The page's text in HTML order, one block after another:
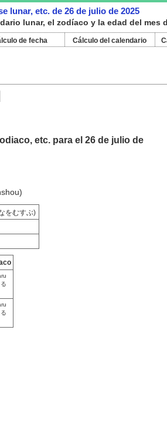
lunar, etc. de 26 de julio de 2025
lunar, el zodíaco y la edad del mes
de fecha Cálculo del calendario
etc. para el 26 de julio de
をむすぶ)